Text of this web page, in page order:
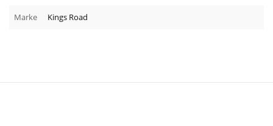
Marke Kings Road